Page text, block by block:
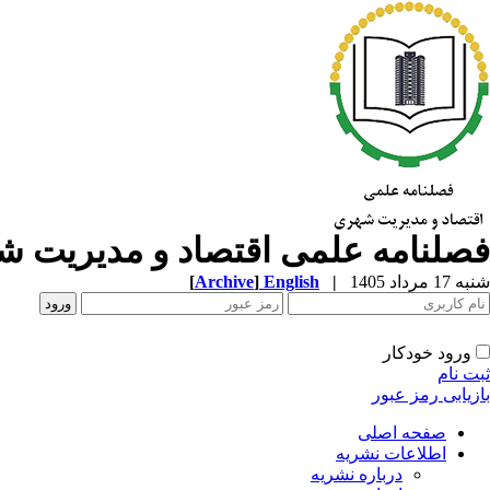
فصلنامه علمی اقتصاد و مدیریت
شنبه 17 مرداد 1405 |
English
[Archive]
ورود خودکار
ثبت نام
بازیابی رمز عبور
صفحه اصلی
اطلاعات نشریه
درباره نشریه